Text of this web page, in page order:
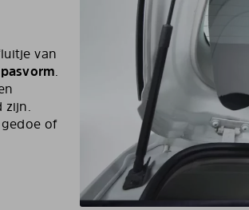
van
.
zijn.
of